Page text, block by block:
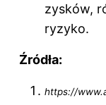
zysków,
ryzyko.
Źródła:
https://